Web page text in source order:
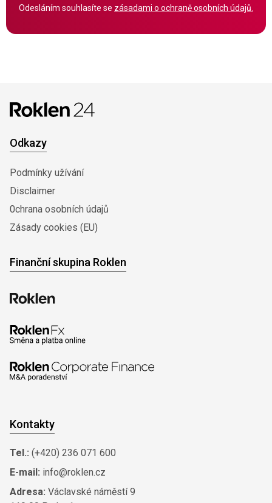
Odesláním souhlasíte se zásadami o ochraně osobních údajů.
Odkazy
Podmínky užívání
Disclaimer
0chrana osobních údajů
Zásady cookies (EU)
Finanční skupina Roklen
Kontakty
Tel.: (+420) 236 071 600
E-mail: info@roklen.cz
Adresa: Václavské náměstí 9